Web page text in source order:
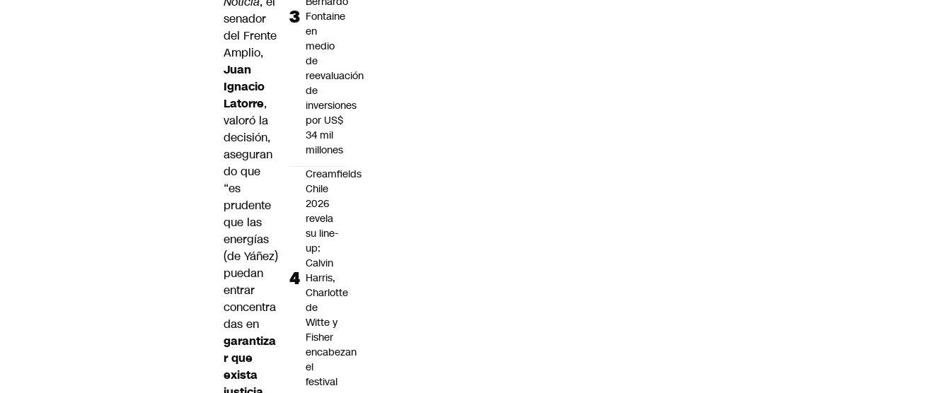
senador
del Frente
Amplio,
Juan
Ignacio
Latorre,
valoró la
decisión,
aseguran
do que
“es
prudente
que las
energías
(de Yáñez)
puedan
entrar
concentra
das en
garantiza
r que
exista
Fontaine
en
medio
de
reevaluación
de
inversiones
por US$
34 mil
millones
Creamfields
Chile
2026
revela
su line-
up:
Calvin
Harris,
Charlotte
de
Witte y
Fisher
encabezan
el
festival